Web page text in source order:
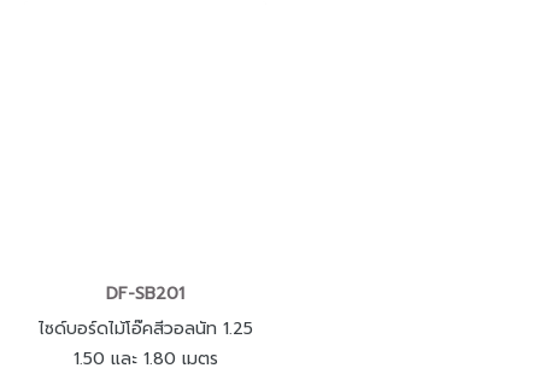
DF-SB201
ไซด์บอร์ดไม้โอ๊คสีวอลนัท 1.25
1.50 และ 1.80 เมตร